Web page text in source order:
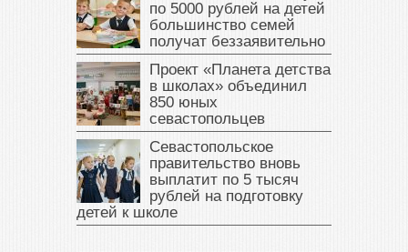
по 5000 рублей на детей
большинство семей
получат беззаявительно
Проект «Планета детства
в школах» объединил
850 юных
севастопольцев
Севастопольское
правительство вновь
выплатит по 5 тысяч
рублей на подготовку
детей к школе